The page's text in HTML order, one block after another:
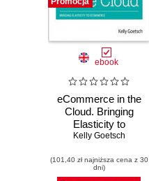
ebook
eCommerce in the
Cloud. Bringing
Elasticity to
eCommerce
Kelly Goetsch
(101,40 zł najniższa cena z 30
dni)